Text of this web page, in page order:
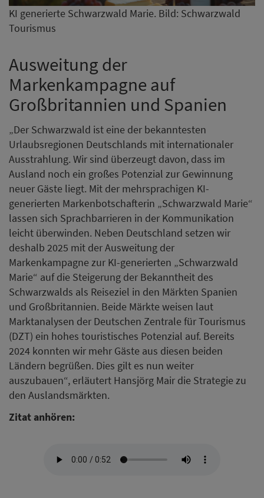
KI generierte Schwarzwald Marie. Bild: Schwarzwald
Tourismus
Ausweitung der
Markenkampagne auf
Großbritannien und Spanien
„Der Schwarzwald ist eine der bekanntesten
Urlaubsregionen Deutschlands mit internationaler
Ausstrahlung. Wir sind überzeugt davon, dass im
Ausland noch ein großes Potenzial zur Gewinnung
neuer Gäste liegt. Mit der mehrsprachigen KI-
generierten Markenbotschafterin „Schwarzwald Marie“
lassen sich Sprachbarrieren in der Kommunikation
leicht überwinden. Neben Deutschland setzen wir
deshalb 2025 mit der Ausweitung der
Markenkampagne zur KI-generierten „Schwarzwald
Marie“ auf die Steigerung der Bekanntheit des
Schwarzwalds als Reiseziel in den Märkten Spanien
und Großbritannien. Beide Märkte weisen laut
Marktanalysen der Deutschen Zentrale für Tourismus
(DZT) ein hohes touristisches Potenzial auf. Bereits
2024 konnten wir mehr Gäste aus diesen beiden
Ländern begrüßen. Dies gilt es nun weiter
auszubauen“, erläutert Hansjörg Mair die Strategie zu
den Auslandsmärkten.
Zitat anhören: